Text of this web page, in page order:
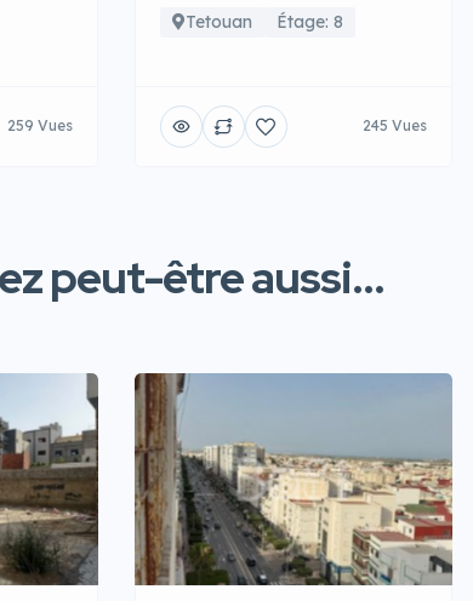
259 Vues
Tetouan Étage: 8
245 Vues
peut-être aussi...